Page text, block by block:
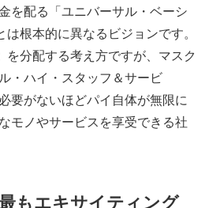
を配る「ユニバーサル・ベーシ
根本的に異なるビジョンです。
を分配する考え方ですが、マスク
・ハイ・スタッフ＆サービ
要がないほどパイ自体が無限に
モノやサービスを享受できる社
もエキサイティング